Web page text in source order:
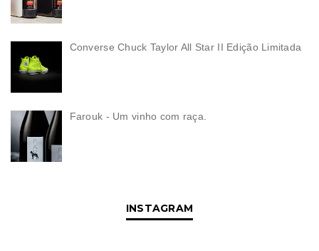
Converse Chuck Taylor All Star II Edição Limitada
Farouk - Um vinho com raça.
INSTAGRAM